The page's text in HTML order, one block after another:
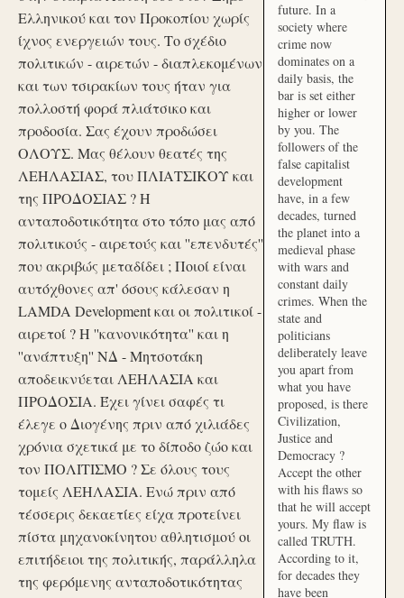
Ελληνικού και τον Προκοπίου χωρίς
ίχνος ενεργειών τους. Το σχέδιο
πολιτικών - αιρετών - διαπλεκομένων
και των τσιρακίων τους ήταν για
πολλοστή φορά πλιάτσικο και
προδοσία. Σας έχουν προδώσει
ΟΛΟΥΣ. Μας θέλουν θεατές της
ΛΕΗΛΑΣΙΑΣ, του ΠΛΙΑΤΣΙΚΟΥ και
της ΠΡΟΔΟΣΙΑΣ ? Η
ανταποδοτικότητα στο τόπο μας από
πολιτικούς - αιρετούς και ''επενδυτές''
που ακριβώς μεταδίδει ; Ποιοί είναι
αυτόχθονες απ' όσους κάλεσαν η
LAMDA Development και οι πολιτικοί -
αιρετοί ? Η ''κανονικότητα'' και η
''ανάπτυξη'' ΝΔ - Μητσοτάκη
αποδεικνύεται ΛΕΗΛΑΣΙΑ και
ΠΡΟΔΟΣΙΑ. Έχει γίνει σαφές τι
έλεγε ο Διογένης πριν από χιλιάδες
χρόνια σχετικά με το δίποδο ζώο και
τον ΠΟΛΙΤΙΣΜΟ ? Σε όλους τους
τομείς ΛΕΗΛΑΣΙΑ. Ενώ πριν από
τέσσερις δεκαετίες είχα προτείνει
πίστα μηχανοκίνητου αθλητισμού οι
επιτήδειοι της πολιτικής, παράλληλα
της φερόμενης ανταποδοτικότητας
future. In a
society where
crime now
dominates on a
daily basis, the
bar is set either
higher or lower
by you. The
followers of the
false capitalist
development
have, in a few
decades, turned
the planet into a
medieval phase
with wars and
constant daily
crimes. When the
state and
politicians
deliberately leave
you apart from
what you have
proposed, is there
Civilization,
Justice and
Democracy ?
Accept the other
with his flaws so
that he will accept
yours. My flaw is
called TRUTH.
According to it,
for decades they
have been